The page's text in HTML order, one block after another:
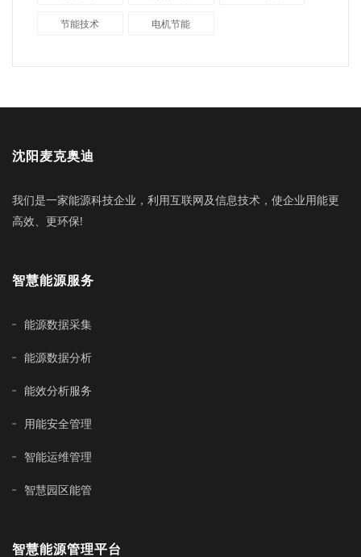
节能技术 电机节能
沈阳麦克奥迪
我们是一家能源科技企业，利用互联网及信息技术，使企业用能更
高效、更环保!
智慧能源服务
能源数据采集
能源数据分析
能效分析服务
用能安全管理
智能运维管理
智慧园区能管
智慧能源管理平台